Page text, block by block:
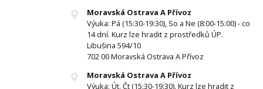
Moravská Ostrava A Přívoz
Výuka: Pá (15:30-19:30), So a Ne (8:00-15:00) - co
14 dní. Kurz lze hradit z prostředků ÚP.
Libušina 594/10
702 00 Moravská Ostrava A Přívoz
Moravská Ostrava A Přívoz
Výuka: Út, Čt (15:30-19:30). Kurz lze hradit z